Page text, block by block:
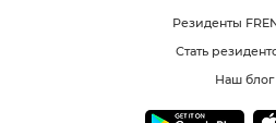
Резиденты
Стать
Наш блог